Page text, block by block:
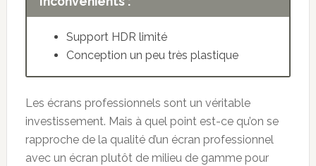
Support HDR limité
Conception un peu très plastique
Les écrans professionnels sont un véritable
investissement. Mais à quel point est-ce qu’on se
rapproche de la qualité d’un écran professionnel
avec un écran plutôt de milieu de gamme pour